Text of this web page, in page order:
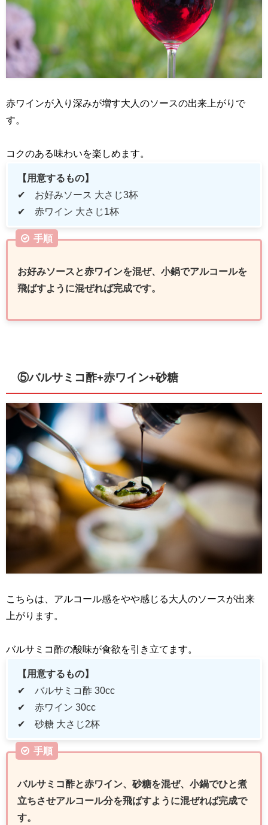
赤ワインが入り深みが増す大人のソースの出来上がりで
す。
コクのある味わいを楽しめます。
【用意するもの】
✔ お好みソース 大さじ3杯
✔ 赤ワイン 大さじ 1 杯
手順
お好みソースと赤ワインを混ぜ、小鍋でアルコールを
飛ばすように混ぜれば完成です。
⑤バルサミコ酢+赤ワイン+砂糖
こちらは、アルコール感をやや感じる大人のソースが出来
上がります。
バルサミコ酢の酸味が食欲を引き立てます。
【用意するもの】
✔ バルサミコ酢 30cc
✔ 赤ワイン 30cc
✔ 砂糖 大さじ 2杯
手順
バルサミコ酢と赤ワイン、砂糖を混ぜ、小鍋でひと煮
立ちさせアルコール分を飛ばすように混ぜれば完成で
す。